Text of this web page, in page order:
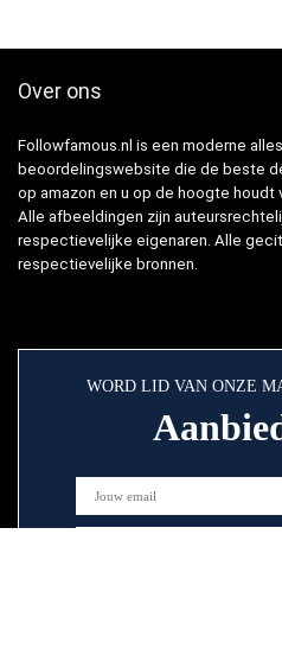
Over ons
Followfamous.nl is een moderne
beoordelingswebsite die de beste
op amazon en u op de hoogte
Alle afbeeldingen zijn
respectievelijke eigenaren. Alle
respectievelijke bronnen.
WORD LID VAN ONZE